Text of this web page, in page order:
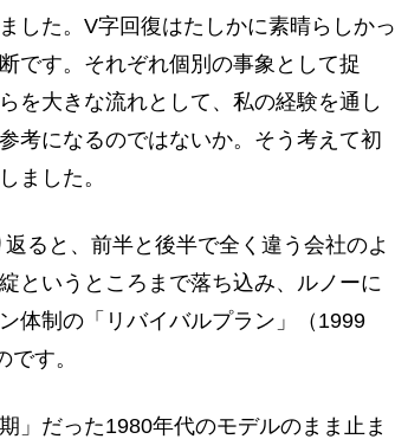
した。V字回復はたしかに素晴らしかっ
です。それぞれ個別の事象として捉
を大きな流れとして、私の経験を通し
考になるのではないか。そう考えて初
ました。
ると、前半と後半で全く違う会社のよ
というところまで落ち込み、ルノーに
体制の「リバイバルプラン」（1999
す。
」だった1980年代のモデルのまま止ま